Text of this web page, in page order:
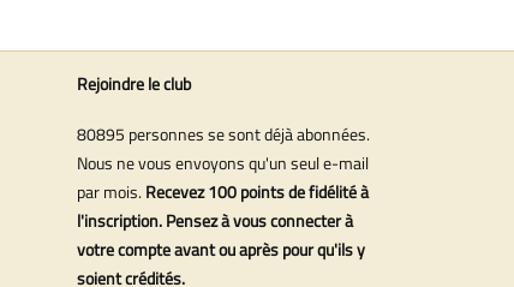
Rejoindre le club
80895 personnes se sont déjà abonnées.
Nous ne vous envoyons qu'un seul e-mail
par mois. Recevez 100 points de fidélité à
l'inscription. Pensez à vous connecter à
votre compte avant ou après pour qu'ils y
soient crédités.